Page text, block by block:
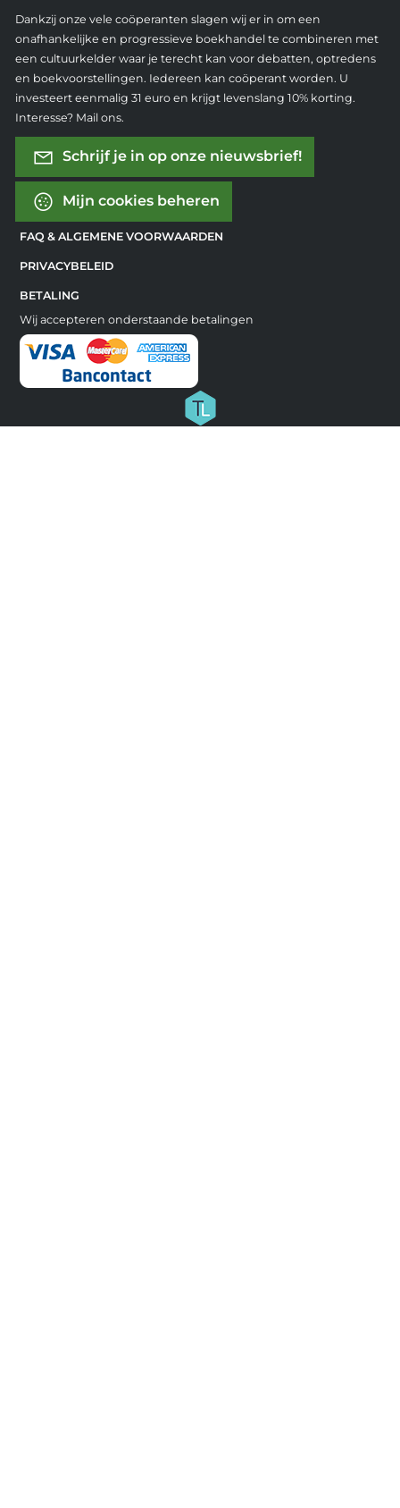
Dankzij onze vele coöperanten slagen wij er in om een
onafhankelijke en progressieve boekhandel te combineren met
een cultuurkelder waar je terecht kan voor debatten, optredens
en boekvoorstellingen. Iedereen kan coöperant worden. U
investeert eenmalig 31 euro en krijgt levenslang 10% korting.
Interesse? Mail ons.
Schrijf je in op onze nieuwsbrief!
Mijn cookies beheren
FAQ & ALGEMENE VOORWAARDEN
PRIVACYBELEID
BETALING
Wij accepteren onderstaande betalingen